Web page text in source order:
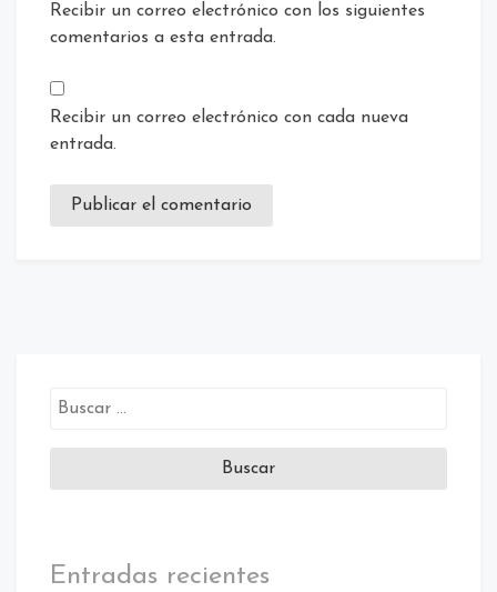
Recibir un correo electrónico con los siguientes
comentarios a esta entrada.
Recibir un correo electrónico con cada nueva
entrada.
Entradas recientes